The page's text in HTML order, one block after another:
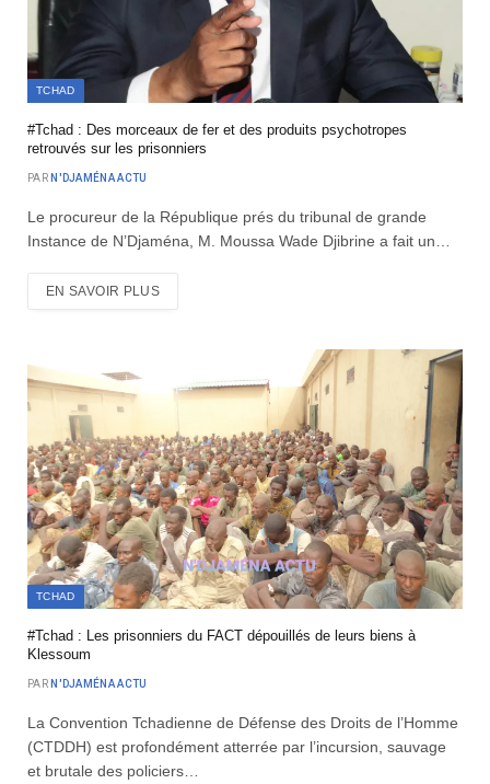
TCHAD
#Tchad : Des morceaux de fer et des produits psychotropes
retrouvés sur les prisonniers
PAR N'DJAMÉNA ACTU
Le procureur de la République prés du tribunal de grande
Instance de N’Djaména, M. Moussa Wade Djibrine a fait un…
EN SAVOIR PLUS
TCHAD
#Tchad : Les prisonniers du FACT dépouillés de leurs biens à
Klessoum
PAR N'DJAMÉNA ACTU
La Convention Tchadienne de Défense des Droits de l’Homme
(CTDDH) est profondément atterrée par l’incursion, sauvage
et brutale des policiers…